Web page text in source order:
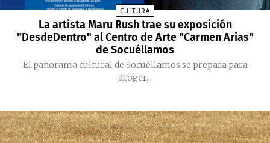
CULTURA
La artista Maru Rush trae su exposición
"DesdeDentro" al Centro de Arte "Carmen Arias"
de Socuéllamos
El panorama cultural de Socuéllamos se prepara para
acoger...